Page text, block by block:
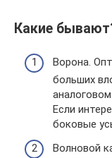
Какие
Ворона.
больших
Если
боковые
Волновой